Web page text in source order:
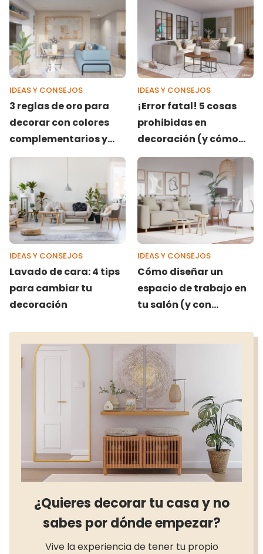
IDEAS Y CONSEJOS
3 reglas de oro para
decorar con colores
complementarios y
dar vida a un salón
IDEAS Y CONSEJOS
¡Error fatal! 5 cosas
prohibidas en
decoración (y cómo
solucionarlas)
IDEAS Y CONSEJOS
Lavado de cara: 4 tips
para cambiar tu
decoración
IDEAS Y CONSEJOS
Cómo diseñar un
espacio de trabajo en
tu salón (y con
¿Quieres decorar tu casa y no
sabes por dónde empezar?
Vive la experiencia de tener tu propio